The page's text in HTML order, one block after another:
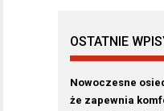
OSTATNIE
Nowoczesne
że zapewnia